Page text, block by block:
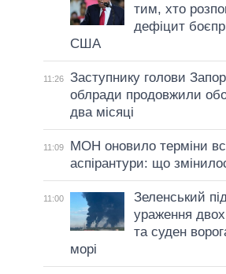
тим, хто
дефіцит
США
11:26
Заступнику голови
облради продовжили
два місяці
11:09
МОН оновило терміни
аспірантури: що
11:00
Зеленський
ураження
та суден
морі